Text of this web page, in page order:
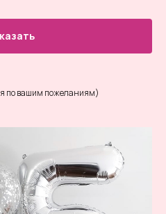
по вашим пожеланиям)